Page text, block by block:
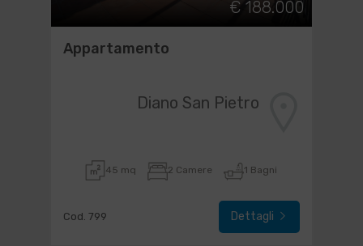
€ 188.000
Appartamento
Diano San Pietro
45 mq 2 Camere 1 Bagni
Cod. 799 Dettagli